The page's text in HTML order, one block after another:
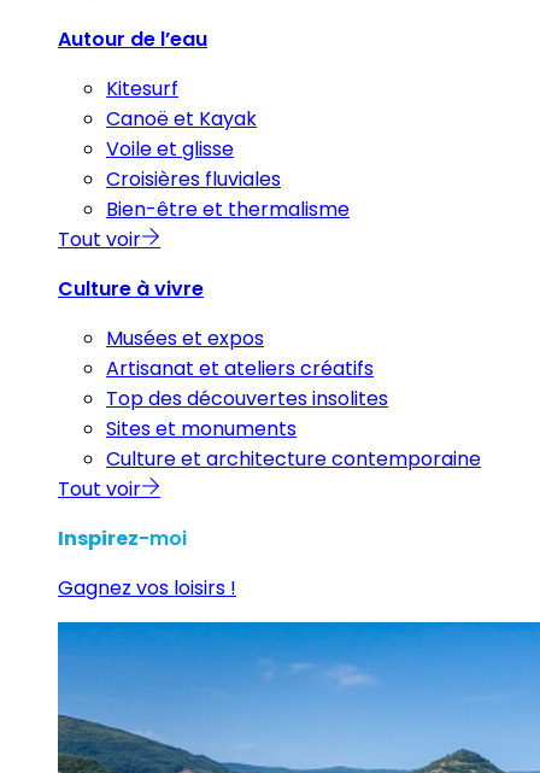
Autour de l’eau
Kitesurf
Canoë et Kayak
Voile et glisse
Croisières fluviales
Bien-être et thermalisme
Tout voir
Culture à vivre
Musées et expos
Artisanat et ateliers créatifs
Top des découvertes insolites
Sites et monuments
Culture et architecture contemporaine
Tout voir
Inspirez-moi
Gagnez vos loisirs !